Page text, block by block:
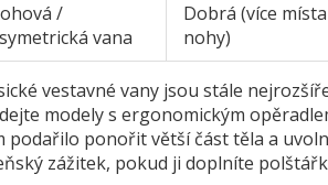
/
vana
Dobrá (více
nohy)
vestavné vany jsou stále
modely s ergonomickým
podařilo ponořit větší část těla a
zážitek, pokud ji doplníte